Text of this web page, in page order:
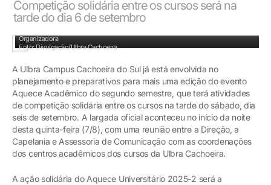
Competição solidária entre os cursos será na
tarde do dia 6 de setembro
Organizadora
Foto: Divulgação/Ulbra Cachoeira
A Ulbra Campus Cachoeira do Sul já está envolvida no
planejamento e preparativos para mais uma edição do evento
Aquece Acadêmico do segundo semestre, que terá atividades
de competição solidária entre os cursos na tarde do sábado, dia
seis de setembro. A largada oficial aconteceu no início da noite
desta quinta-feira (7/8), com uma reunião entre a Direção, a
Capelania e Assessoria de Comunicação com as coordenações
dos centros acadêmicos dos cursos da Ulbra Cachoeira.
A ação solidária do Aquece Universitário 2025-2 será a